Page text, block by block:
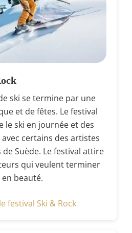
ski se termine par une
et de fêtes. Le festival
le ski en journée et des
certains des artistes
Suède. Le festival attire
qui veulent terminer
beauté.
festival Ski & Rock